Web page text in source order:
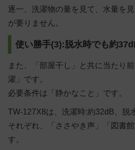
逐一、洗濯物の量を見て、水量を
が要りません。
使い勝手(3):脱水時でも約
また、「部屋干し」と共に当たり
濯」です。
必要条件は「静かなこと」です。
TW-127X8は、洗濯時:約32dB、脱
それぞれ、「ささやき声」「図書
す。